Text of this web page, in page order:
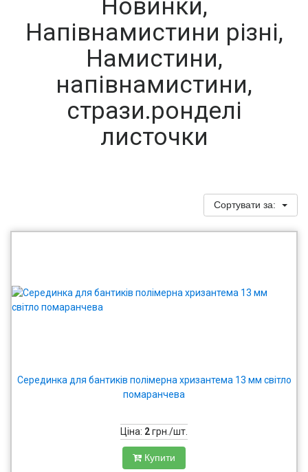
Новинки,
Напівнамистини різні,
Намистини,
напівнамистини,
стрази.ронделі
листочки
Сортувати за:
Серединка для бантиків полімерна хризантема 13 мм світло
помаранчева
Ціна: 2грн./шт.
Купити